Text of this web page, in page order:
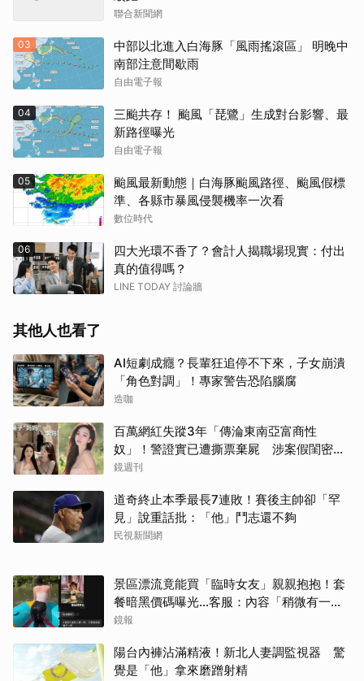
聯合新聞網
03
中部以北進入白海豚「風雨搖滾區」 明晚中
南部注意間歇雨
自由電子報
04
三颱共存！ 颱風「琵鷺」生成對台影響、最
新路徑曝光
自由電子報
05
颱風最新動態｜白海豚颱風路徑、颱風假標
準、各縣市暴風侵襲機率一次看
數位時代
06
四大光環不香了？會計人揭職場現實：付出
真的值得嗎？
LINE TODAY 討論牆
其他人也看了
AI短劇成癮？長輩狂追停不下來，子女崩潰
「角色對調」！專家警告恐陷腦腐
造咖
百萬網紅失蹤3年「傳淪東南亞富商性
奴」！警證實已遭撕票棄屍 涉案假閨密近
況曝光
鏡週刊
道奇終止本季最長7連敗！賽後主帥卻「罕
見」說重話批：「他」鬥志還不夠
民視新聞網
景區漂流竟能買「臨時女友」親親抱抱！套
餐暗黑價碼曝光…客服：內容「稍微有一點
尺度」
鏡報
陽台內褲沾滿精液！新北人妻調監視器 驚
覺是「他」拿來磨蹭射精